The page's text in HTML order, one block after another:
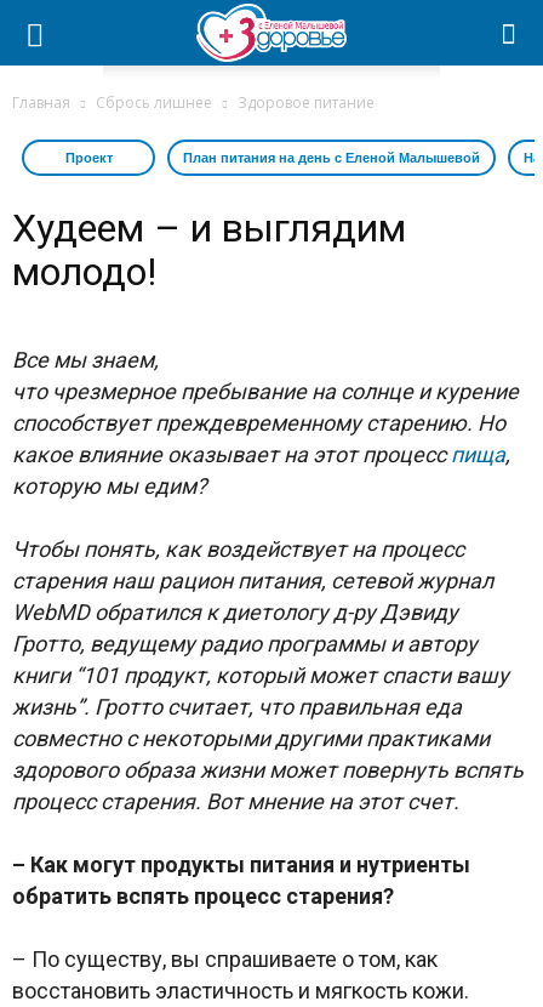
Главная Сбрось лишнее Здоровое питание
Проект План питания на день с Еленой Малышевой
Худеем – и выглядим
молодо!
Все мы знаем,
что чрезмерное пребывание на солнце и курение
способствует преждевременному старению. Но
какое влияние оказывает на этот процесспища,
которую мы едим?
Чтобы понять, как воздействует на процесс
старения наш рацион питания, сетевой журнал
WebMD обратился к диетологу д-ру Дэвиду
Гротто, ведущему радио программы и автору
книги “101 продукт, который может спасти вашу
жизнь”. Гротто считает, что правильная еда
совместно с некоторыми другими практиками
здорового образа жизни может повернуть вспять
процесс старения. Вот мнение на этот счет.
– Как могут продукты питания и нутриенты
обратить вспять процесс старения?
– По существу, вы спрашиваете о том, как
восстановить эластичность и мягкость кожи.